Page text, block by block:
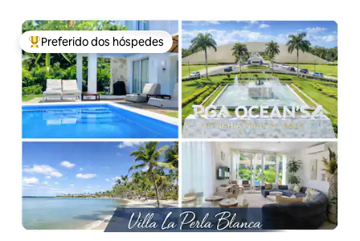
Entre os melhores preferidos dos hóspedes
Preferido dos hóspedes